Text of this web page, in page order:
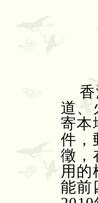
道、
寄本
件，
徵，
用的
能前